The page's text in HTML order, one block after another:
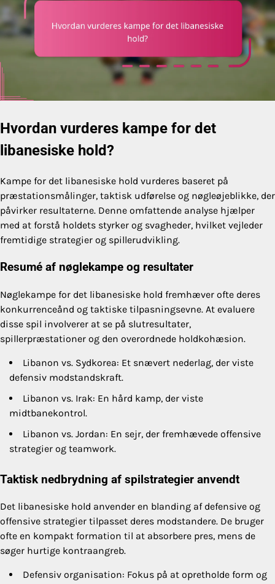
Hvordan vurderes kampe for det
libanesiske hold?
Kampe for det libanesiske hold vurderes baseret på
præstationsmålinger, taktisk udførelse og nøgleøjeblikke, der
påvirker resultaterne. Denne omfattende analyse hjælper
med at forstå holdets styrker og svagheder, hvilket vejleder
fremtidige strategier og spillerudvikling.
Resumé af nøglekampe og resultater
Nøglekampe for det libanesiske hold fremhæver ofte deres
konkurrenceånd og taktiske tilpasningsevne. At evaluere
disse spil involverer at se på slutresultater,
spillerpræstationer og den overordnede holdkohæsion.
Libanon vs. Sydkorea: Et snævert nederlag, der viste
defensiv modstandskraft.
Libanon vs. Irak: En hård kamp, der viste
midtbanekontrol.
Libanon vs. Jordan: En sejr, der fremhævede offensive
strategier og teamwork.
Taktisk nedbrydning af spilstrategier anvendt
Det libanesiske hold anvender en blanding af defensive og
offensive strategier tilpasset deres modstandere. De bruger
ofte en kompakt formation til at absorbere pres, mens de
søger hurtige kontraangreb.
Defensiv organisation: Fokus på at opretholde form og